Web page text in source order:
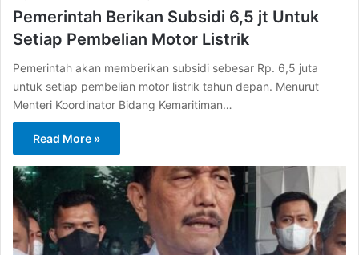
Pemerintah Berikan Subsidi 6,5 jt Untuk
Setiap Pembelian Motor Listrik
Pemerintah akan memberikan subsidi sebesar Rp. 6,5 juta
untuk setiap pembelian motor listrik tahun depan. Menurut
Menteri Koordinator Bidang Kemaritiman…
Read More »